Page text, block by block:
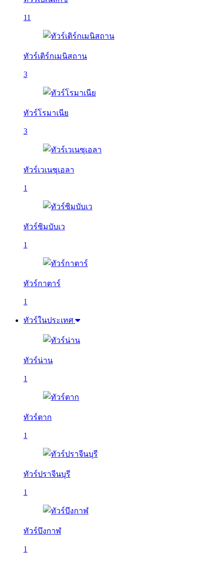
11
ทัวร์เติร์กเมนิสถาน
3
ทัวร์โรมาเนีย
3
ทัวร์เวเนซุเอลา
1
ทัวร์ซิมบับเว
1
ทัวร์กาตาร์
1
ทัวร์ในประเทศ
ทัวร์น่าน
1
ทัวร์ตาก
1
ทัวร์ปราจีนบุรี
1
ทัวร์บึงกาฬ
1